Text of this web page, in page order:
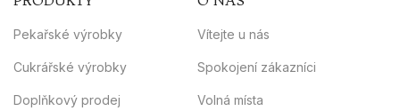
Pekařské výrobky
Cukrářské výrobky
Doplňkový prodej
Vítejte u nás
Spokojení zákazníci
Volná místa